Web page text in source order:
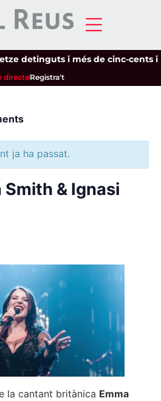
detinguts i més de cinc-cents
directeRegistra't
ja ha passat.
Smith & Ignasi
la cantant britànica Emma